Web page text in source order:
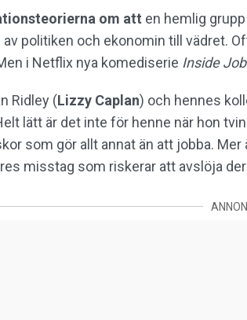
om att en hemlig
politiken och ekonomin till vädret.
i Netflix nya komediserie Inside Job
Ridley (Lizzy Caplan) och hennes
lätt är det inte för henne när hon
som gör allt annat än att jobba.
misstag som riskerar att avslöja